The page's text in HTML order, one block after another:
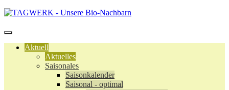
Aktuell
Aktuelles
Saisonales
Saisonkalender
Saisonal - optimal